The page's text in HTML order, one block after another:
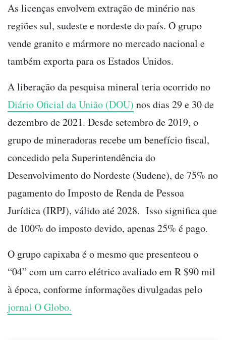
As licenças envolvem extração de minério nas
regiões sul, sudeste e nordeste do país. O grupo
vende granito e mármore no mercado nacional e
também exporta para os Estados Unidos.
A liberação da pesquisa mineral teria ocorrido no
Diário Oficial da União (DOU) nos dias 29 e 30 de
dezembro de 2021. Desde setembro de 2019, o
grupo de mineradoras recebe um benefício fiscal,
concedido pela Superintendência do
Desenvolvimento do Nordeste (Sudene), de 75% no
pagamento do Imposto de Renda de Pessoa
Jurídica (IRPJ), válido até 2028. Isso significa que
de 100% do imposto devido, apenas 25% é pago.
O grupo capixaba é o mesmo que presenteou o
“04” com um carro elétrico avaliado em R $90 mil
à época, conforme informações divulgadas pelo
jornal O Globo.